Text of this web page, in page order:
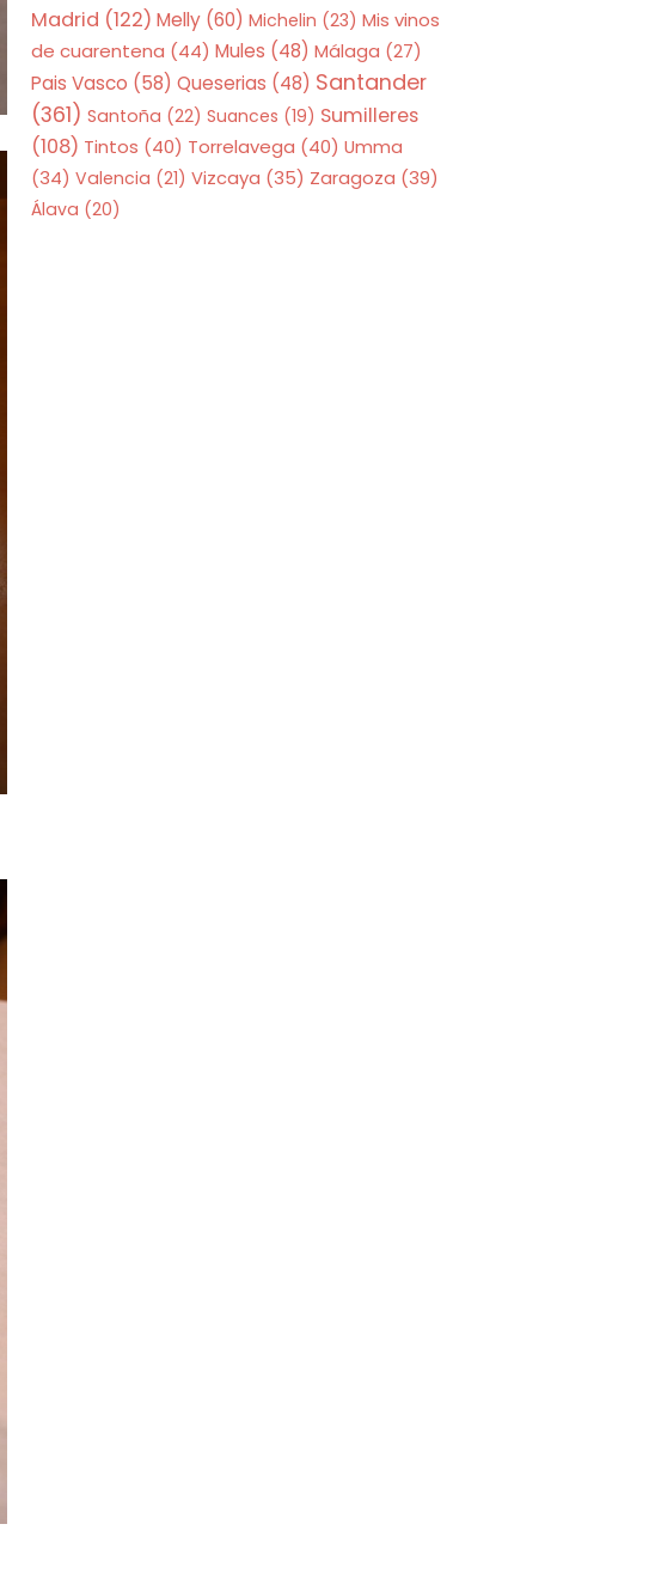
Madrid (122) Melly (60) Michelin (23) Mis vinos
de cuarentena (44) Mules (48) Málaga (27)
Pais Vasco (58) Queserias (48) Santander
(361) Santoña (22) Suances (19) Sumilleres
(108) Tintos (40) Torrelavega (40) Umma
(34) Valencia (21) Vizcaya (35) Zaragoza (39)
Álava (20)